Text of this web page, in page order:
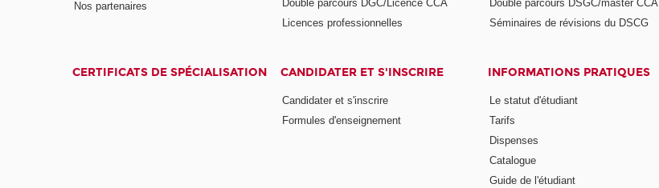
Nos partenaires
Double parcours DGC/Licence CCA
Licences professionnelles
Double parcours DSGC/master CCA
Séminaires de révisions du DSCG
CERTIFICATS DE SPÉCIALISATION CANDIDATER ET S'INSCRIRE
Candidater et s'inscrire
Formules d'enseignement
INFORMATIONS PRATIQUES
Le statut d'étudiant
Tarifs
Dispenses
Catalogue
Guide de l'étudiant